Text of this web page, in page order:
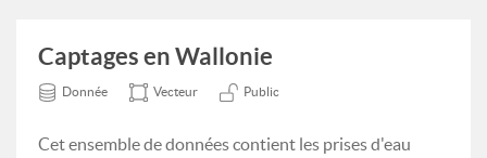
Captages en Wallonie
Donnée Vecteur Public
Cet ensemble de données contient les prises d'eau